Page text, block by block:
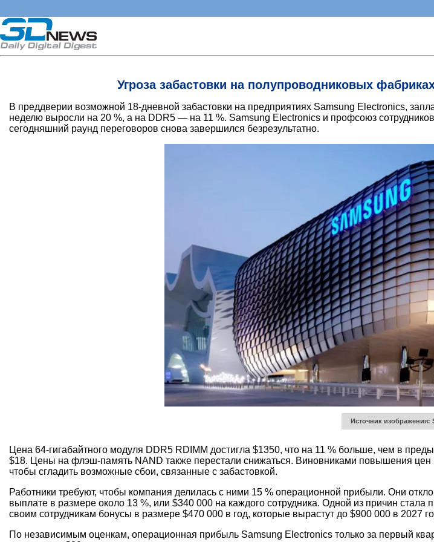
Угроза забастовки на полупроводниковых
В преддверии возможной 18-дневной забастовки на предприятиях Samsung Electronics,
неделю выросли на 20 %, а на DDR5 — на 11 %. Samsung Electronics и профсоюз
сегодняшний раунд переговоров снова завершился безрезультатно.
Источник изображения:
Цена 64-гигабайтного модуля DDR5 RDIMM достигла $1350, что на 11 % больше, чем в
$18. Цены на флэш-память NAND также перестали снижаться. Виновниками повышения
чтобы сгладить возможные сбои, связанные с забастовкой.
Работники требуют, чтобы компания делилась с ними 15 % операционной прибыли. Они
выплате в размере около 13 %, или $340 000 на каждого сотрудника. Одной из причин
своим сотрудникам бонусы в размере $470 000 в год, которые вырастут до $900 000 в 2027
По независимым оценкам, операционная прибыль Samsung Electronics только за первый